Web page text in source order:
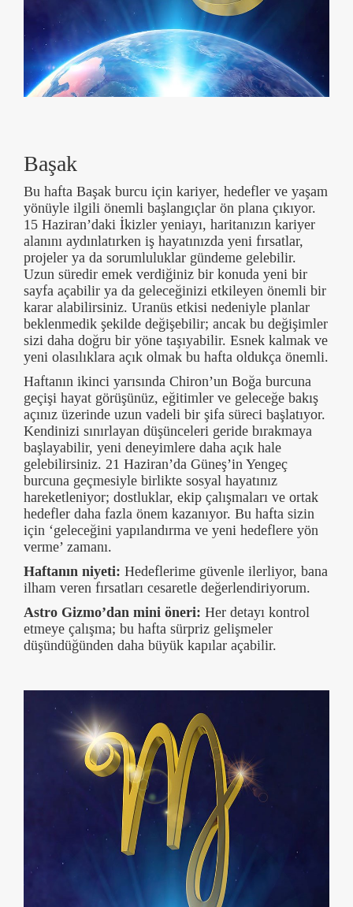
Başak
Bu hafta Başak burcu için kariyer, hedefler ve yaşam
yönüyle ilgili önemli başlangıçlar ön plana çıkıyor.
15 Haziran’daki İkizler yeniayı, haritanızın kariyer
alanını aydınlatırken iş hayatınızda yeni fırsatlar,
projeler ya da sorumluluklar gündeme gelebilir.
Uzun süredir emek verdiğiniz bir konuda yeni bir
sayfa açabilir ya da geleceğinizi etkileyen önemli bir
karar alabilirsiniz. Uranüs etkisi nedeniyle planlar
beklenmedik şekilde değişebilir; ancak bu değişimler
sizi daha doğru bir yöne taşıyabilir. Esnek kalmak ve
yeni olasılıklara açık olmak bu hafta oldukça önemli.
Haftanın ikinci yarısında Chiron’un Boğa burcuna
geçişi hayat görüşünüz, eğitimler ve geleceğe bakış
açınız üzerinde uzun vadeli bir şifa süreci başlatıyor.
Kendinizi sınırlayan düşünceleri geride bırakmaya
başlayabilir, yeni deneyimlere daha açık hale
gelebilirsiniz. 21 Haziran’da Güneş’in Yengeç
burcuna geçmesiyle birlikte sosyal hayatınız
hareketleniyor; dostluklar, ekip çalışmaları ve ortak
hedefler daha fazla önem kazanıyor. Bu hafta sizin
için ‘geleceğini yapılandırma ve yeni hedeflere yön
verme’ zamanı.
Haftanın niyeti: Hedeflerime güvenle ilerliyor, bana
ilham veren fırsatları cesaretle değerlendiriyorum.
Astro Gizmo’dan mini öneri: Her detayı kontrol
etmeye çalışma; bu hafta sürpriz gelişmeler
düşündüğünden daha büyük kapılar açabilir.